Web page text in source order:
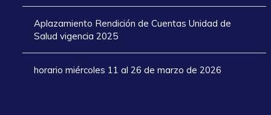
Aplazamiento Rendición de Cuentas Unidad de
Salud vigencia 2025
horario miércoles 11 al 26 de marzo de 2026